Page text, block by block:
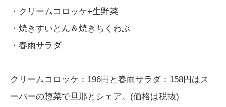
・クリームコロッケ+生野菜
・焼きすいとん＆焼きちくわぶ
・春雨サラダ
クリームコロッケ：196円と春雨サラダ：158円はス
ーパーの惣菜で旦那とシェア。(価格は税抜)